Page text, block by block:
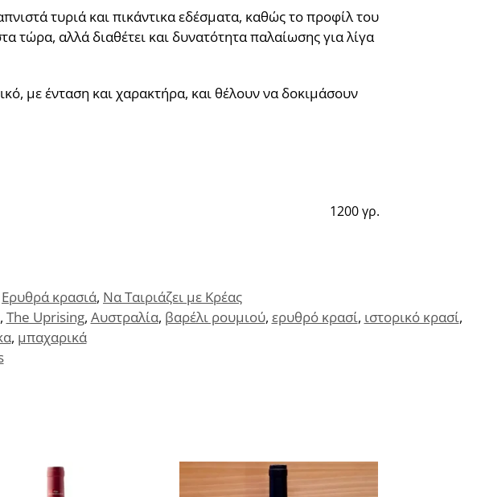
τυριά και πικάντικα εδέσματα, καθώς το προφίλ του
τώρα, αλλά διαθέτει και δυνατότητα παλαίωσης για λίγα
με ένταση και χαρακτήρα, και θέλουν να δοκιμάσουν
1200 γρ.
Ερυθρά κρασιά, Να Ταιριάζει με Κρέας
, The Uprising, Αυστραλία, βαρέλι ρουμιού, ερυθρό κρασί, ιστορικό κρασί,
, μπαχαρικά